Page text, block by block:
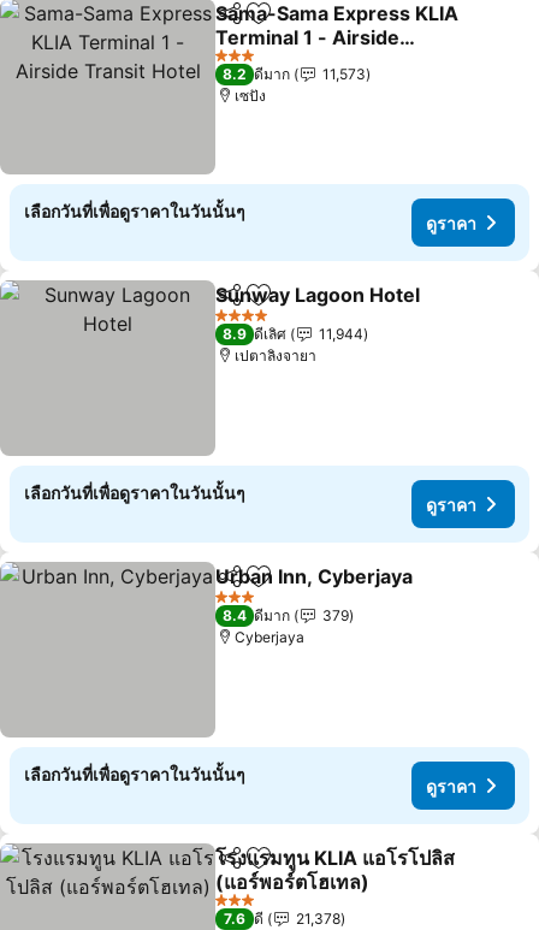
แชร์ เพิ่มในรายการโปรด
Sama-Sama Express KLIA
Terminal 1 - Airside
Transit Hotel
ดูราคา
3 ดาว
8.2 ดีมาก
11,573
เซปัง
เลือกวันที่เพื่อดูราคาในวันนั้นๆ
ดูราคา
แชร์ เพิ่มในรายการโปรด
Sunway Lagoon Hotel
4 ดาว
8.9 ดีเลิศ
11,944
เปตาลิงจายา
เลือกวันที่เพื่อดูราคาในวันนั้นๆ
ดูราคา
แชร์ เพิ่มในรายการโปรด
Urban Inn, Cyberjaya
3 ดาว
8.4 ดีมาก
379
Cyberjaya
เลือกวันที่เพื่อดูราคาในวันนั้นๆ
ดูราคา
แชร์ เพิ่มในรายการโปรด
โรงแรมทูน KLIA แอโรโปลิส
(แอร์พอร์ตโฮเทล)
ดูราคา
3 ดาว
7.6 ดี
21,378